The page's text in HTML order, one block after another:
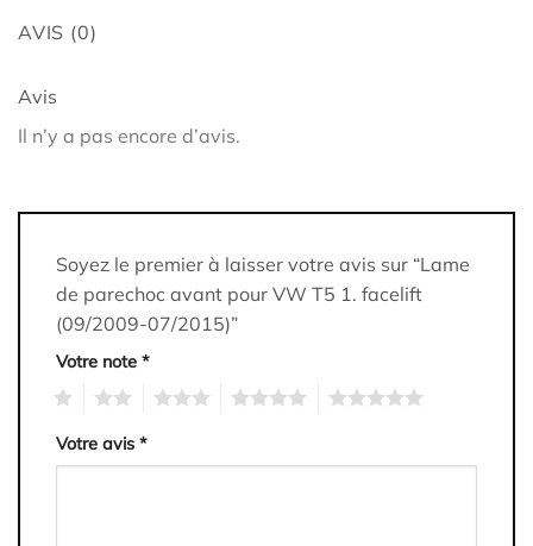
AVIS (0)
Avis
Il n’y a pas encore d’avis.
Soyez le premier à laisser votre avis sur “Lame
de parechoc avant pour VW T5 1. facelift
(09/2009-07/2015)”
Votre note *
Votre avis *